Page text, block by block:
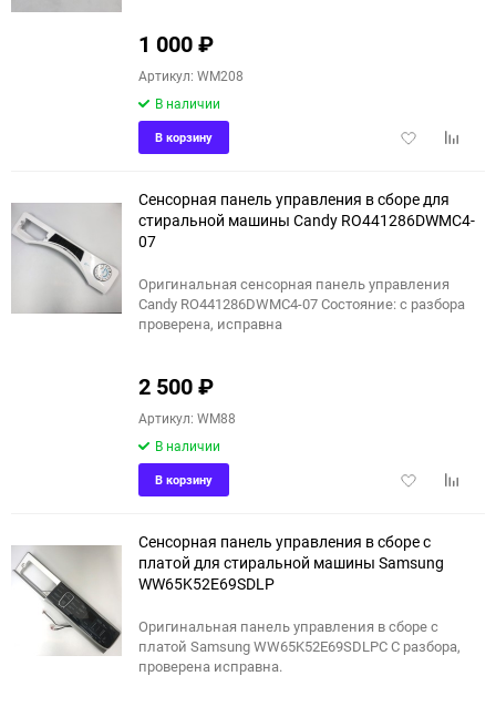
1 000₽
Артикул: WM208
В наличии
Добавить
В корзину
Сенсорная панель управления в сборе для
стиральной машины Candy RO441286DWMC4-
07
Оригинальная сенсорная панель управления
Candy RO441286DWMC4-07 Состояние: с разбора
проверена, исправна
2 500₽
Артикул: WM88
В наличии
Добавить
В корзину
Сенсорная панель управления в сборе с
платой для стиральной машины Samsung
WW65K52E69SDLP
Оригинальная панель управления в сборе с
платой Samsung WW65K52E69SDLPС С разбора,
проверена исправна.